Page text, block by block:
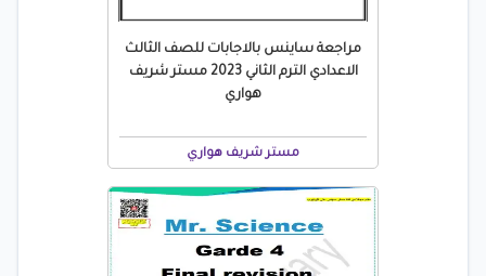
مراجعة ساينس بالاجابات للصف الثالث
الاعدادي الترم الثاني 2023 مستر شريف
هواري
مستر شريف هواري